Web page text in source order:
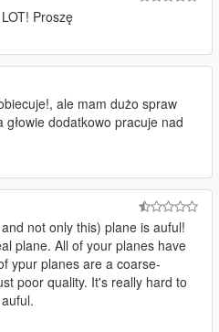
Proszę
ale mam dużo spraw
dodatkowo pracuje nad
not only this) plane is auful!
plane. All of your planes have
ypur planes are a coarse-
poor quality. It's really hard to